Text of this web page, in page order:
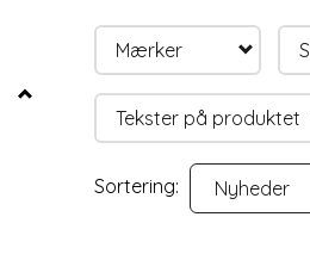
Mærker
Tekster på produktet
Sortering: